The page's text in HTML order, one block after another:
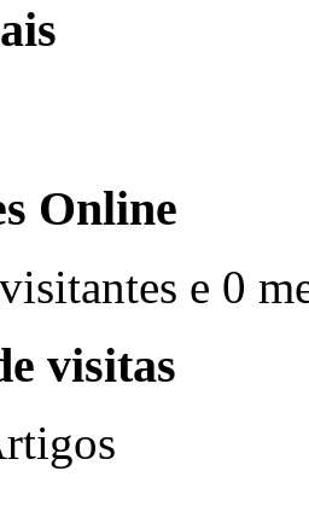
Online
e 0
visitas